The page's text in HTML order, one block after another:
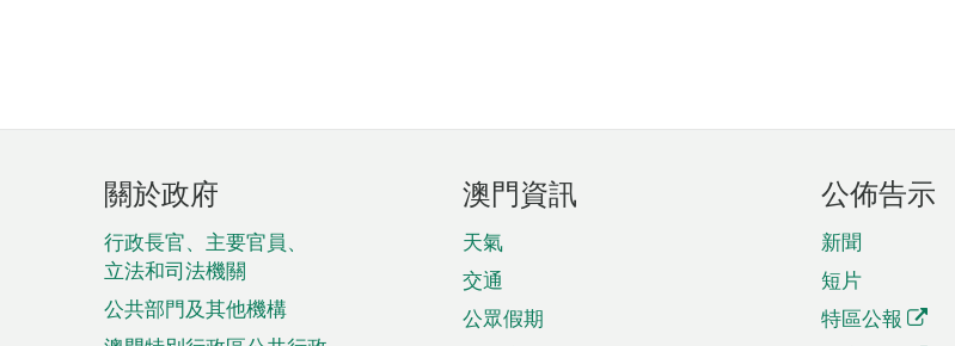
頁
腳
菜
單
關於政府
行政長官、主要官員、
立法和司法機關
公共部門及其他機構
澳門資訊
天氣
交通
公眾假期
公佈告示
新聞
短片
特區公報